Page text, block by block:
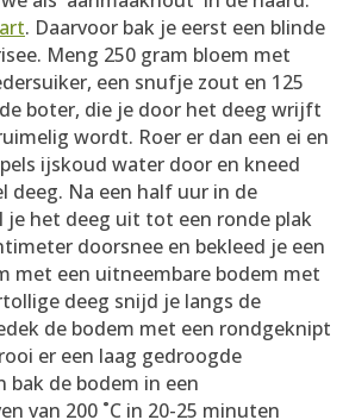
. Daarvoor bak je eerst een blinde
Meng 250 gram bloem met
een snufje zout en 125
boter, die je door het deeg wrijft
wordt. Roer er dan een ei en
ijskoud water door en kneed
deeg. Na een half uur in de
je het deeg uit tot een ronde plak
doorsnee en bekleed je een
met een uitneembare bodem met
deeg snijd je langs de
de bodem met een rondgeknipt
er een laag gedroogde
bak de bodem in een
van 200 ˚C in 20-25 minuten